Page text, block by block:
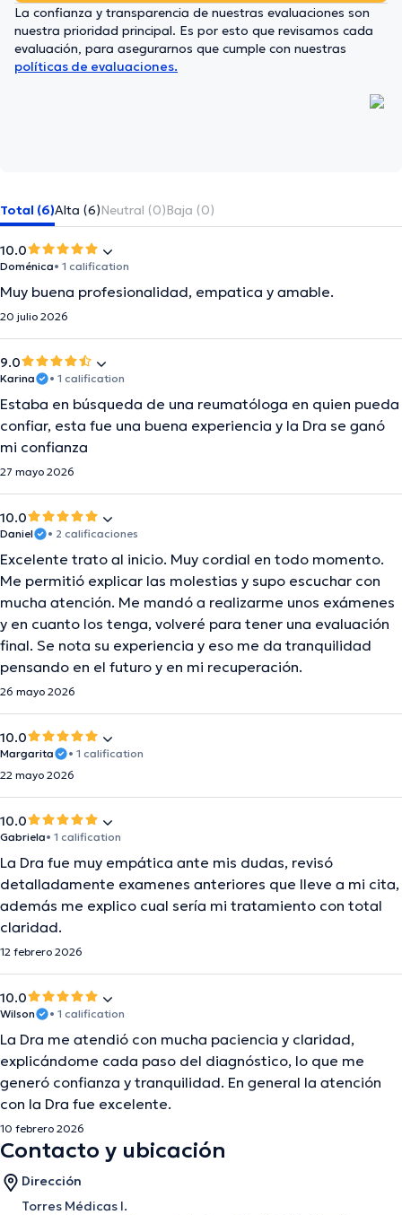
La confianza y transparencia de nuestras evaluaciones son
nuestra prioridad principal. Es por esto que revisamos cada
evaluación, para asegurarnos que cumple con nuestras
políticas de evaluaciones.
Total (6)Alta (6)Neutral (0)Baja (0)
10.0
Doménica• 1 calification
Muy buena profesionalidad, empatica y amable.
20 julio 2026
9.0
Karina • 1 calification
Estaba en búsqueda de una reumatóloga en quien pueda
confiar, esta fue una buena experiencia y la Dra se ganó
mi confianza
27 mayo 2026
10.0
Daniel • 2 calificaciones
Excelente trato al inicio. Muy cordial en todo momento.
Me permitió explicar las molestias y supo escuchar con
mucha atención. Me mandó a realizarme unos exámenes
y en cuanto los tenga, volveré para tener una evaluación
final. Se nota su experiencia y eso me da tranquilidad
pensando en el futuro y en mi recuperación.
26 mayo 2026
10.0
Margarita
• 1 calification
22 mayo 2026
10.0
Gabriela• 1 calification
La Dra fue muy empática ante mis dudas, revisó
detalladamente examenes anteriores que lleve a mi cita,
además me explico cual sería mi tratamiento con total
claridad.
12 febrero 2026
10.0
Wilson • 1 calification
La Dra me atendió con mucha paciencia y claridad,
explicándome cada paso del diagnóstico, lo que me
generó confianza y tranquilidad. En general la atención
con la Dra fue excelente.
10 febrero 2026
Contacto y ubicación
Dirección
Torres Médicas I.